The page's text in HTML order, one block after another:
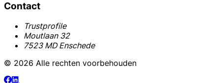
Contact
Trustprofile
Moutlaan 32
7523 MD Enschede
© 2026 Alle rechten voorbehouden